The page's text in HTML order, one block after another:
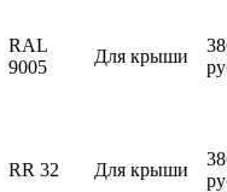
RAL
9005
Для крыши
RR 32 Для крыши